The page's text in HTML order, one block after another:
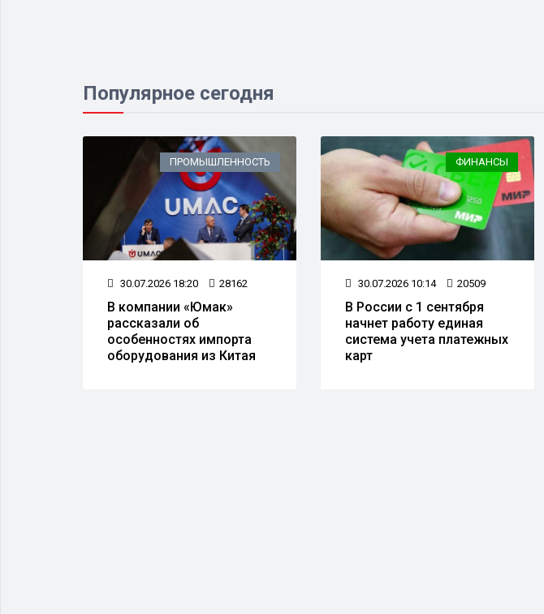
Популярное сегодня
ПРОМЫШЛЕННОСТЬ
30.07.2026 18:20 28162
В компании «Юмак»
рассказали об
особенностях импорта
оборудования из Китая
ФИНАНСЫ
30.07.2026 10:14 20509
В России с 1 сентября
начнет работу единая
система учета платежных
карт